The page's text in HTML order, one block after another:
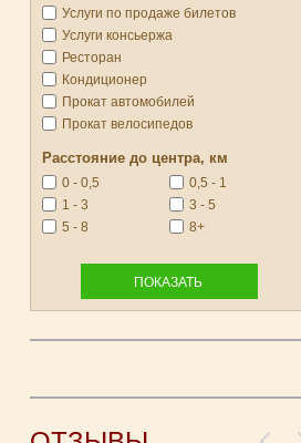
Услуги по продаже билетов
Услуги консьержа
Ресторан
Кондиционер
Прокат автомобилей
Прокат велосипедов
Расстояние до центра, км
0 - 0,5
0,5 - 1
1 - 3
3 - 5
5 - 8
8+